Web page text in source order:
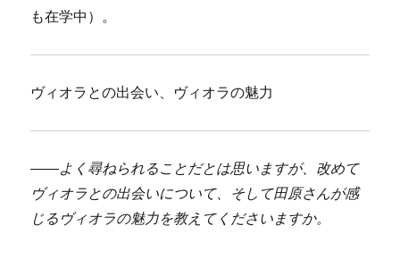
も在学中）。
ヴィオラとの出会い、ヴィオラの魅力
――よく尋ねられることだとは思いますが、改めて
ヴィオラとの出会いについて、そして田原さんが感
じるヴィオラの魅力を教えてくださいますか。